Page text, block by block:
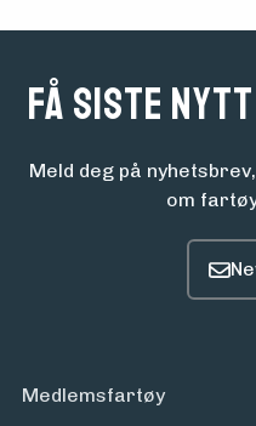
Få siste
Meld deg på
om
Medlemsfartøy